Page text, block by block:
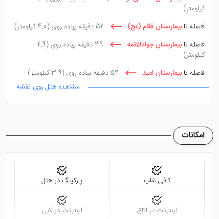
تر و در همین رده هتل ها هستید ما هتل
شما معرفی می کنیم. مقایسه هتل اشراق با هتل رضا
مشهد نیز می تواند انتخاب برتر را به شما نشان دهد.
کیلومتر)
فاصله تا بیمارستان قائم (عج) 52 دقیقه پیاده روی
(4.0 کیلومتر)
فاصله تا بیمارستان جوادالائمه 39 دقیقه پیاده روی
(2.9
کیلومتر)
فاصله تا بیمارستان امید 52 دقیقه پیاده روی
(3.9 کیلومتر)
فاصله تامجتمع قضایی شهید بهشتی 16 دقیقه با ماشین
(11.1
کیلومتر)
کیلومتر)
مشاهده هتل روی نقشه
امکانات
کافی شاپ پارکینگ در هتل
اینترنت در اتاق اینترنت در لابی